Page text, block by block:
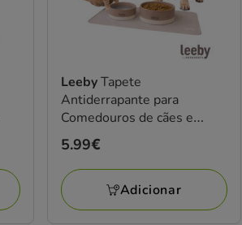
LeebyTapete
Antiderrapante para
Comedouros de cães e
gatos
Preço
5.99€
Adicionar